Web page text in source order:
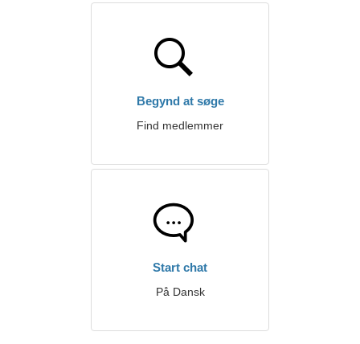
Begynd at søge
Find medlemmer
Start chat
På Dansk